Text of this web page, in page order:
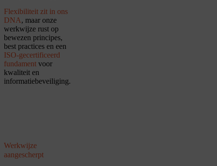
Flexibiliteit zit in ons
DNA, maar onze
werkwijze rust op
bewezen principes,
best practices en een
ISO-gecertificeerd
fundament voor
kwaliteit en
informatiebeveiliging.
Werkwijze
aangescherpt